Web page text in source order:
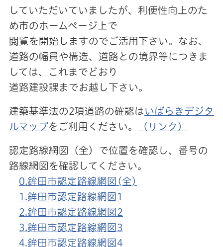
していただいていましたが、利便性向上のた
め市のホームページ上で
閲覧を開始しますのでご活用下さい。なお、
道路の幅員や構造、道路との境界等につきま
しては、これまでどおり
道路建設課までお越し下さい。
建築基準法の2項道路の確認は いばらきデジタ
ルマップをご利用ください。 （リンク）
認定路線網図（全）で位置を確認し、番号の
路線網図を確認してください。
0.鉾田市認定路線網図(全)
1.鉾田市認定路線網図1
2.鉾田市認定路線網図2
3.鉾田市認定路線網図3
4.鉾田市認定路線網図4